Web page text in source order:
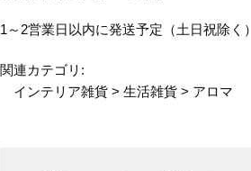
1～2営業日以内に発送予定（土日祝除く）
関連カテゴリ:
インテリア雑貨 >生活雑貨 > アロマ